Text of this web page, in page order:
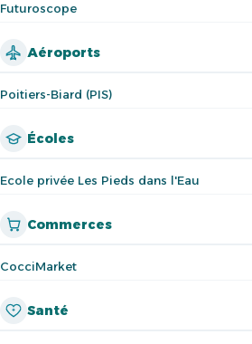
Futuroscope
Aéroports
Poitiers-Biard (PIS)
Écoles
Ecole privée Les Pieds dans l'Eau
Commerces
CocciMarket
Santé